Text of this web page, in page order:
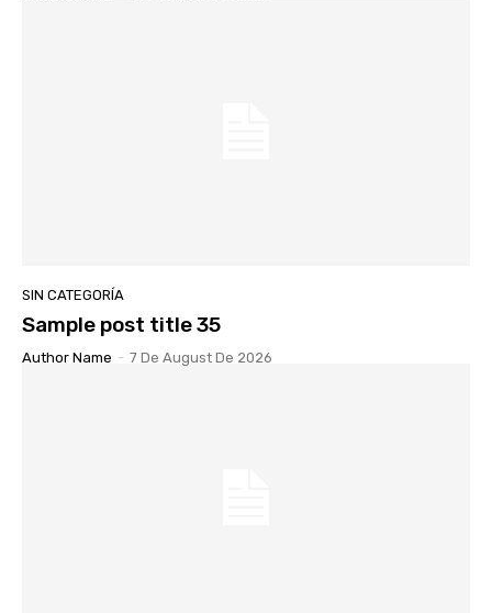
SIN CATEGORÍA
Sample post title 35
Author Name - 7 De August De 2026